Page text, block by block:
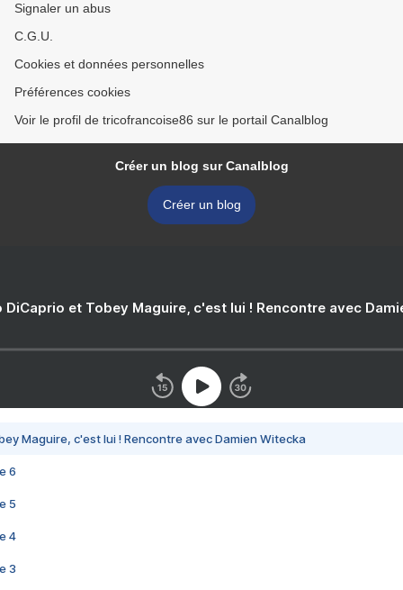
Signaler un abus
C.G.U.
Cookies et données personnelles
Préférences cookies
Voir le profil de tricofrancoise86 sur le portail Canalblog
Créer un blog sur Canalblog
Créer un blog
DiCaprio et Tobey Maguire, c'est lui ! Rencontre avec
Maguire, c'est lui ! Rencontre avec Damien Witecka
6
5
4
3